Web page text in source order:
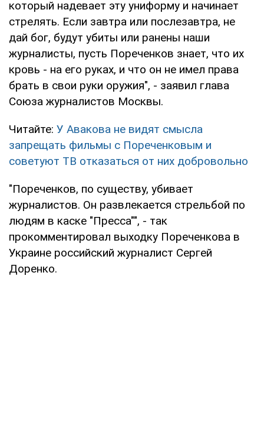
который надевает эту униформу и начинает
стрелять. Если завтра или послезавтра, не
дай бог, будут убиты или ранены наши
журналисты, пусть Пореченков знает, что их
кровь - на его руках, и что он не имел права
брать в свои руки оружия", - заявил глава
Союза журналистов Москвы.
Читайте: У Авакова не видят смысла
запрещать фильмы с Пореченковым и
советуют ТВ отказаться от них добровольно
"Пореченков, по существу, убивает
журналистов. Он развлекается стрельбой по
людям в каске "Пресса"", - так
прокомментировал выходку Пореченкова в
Украине российский журналист Сергей
Доренко.